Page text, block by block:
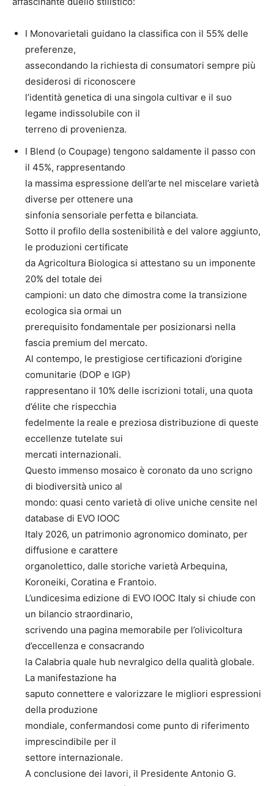
I Monovarietali guidano la classifica con il 55% delle
preferenze,
assecondando la richiesta di consumatori sempre più
desiderosi di riconoscere
l’identità genetica di una singola cultivar e il suo
legame indissolubile con il
terreno di provenienza.
I Blend (o Coupage) tengono saldamente il passo con
il 45%, rappresentando
la massima espressione dell’arte nel miscelare varietà
diverse per ottenere una
sinfonia sensoriale perfetta e bilanciata.
Sotto il profilo della sostenibilità e del valore aggiunto,
le produzioni certificate
da Agricoltura Biologica si attestano su un imponente
20% del totale dei
campioni: un dato che dimostra come la transizione
ecologica sia ormai un
prerequisito fondamentale per posizionarsi nella
fascia premium del mercato.
Al contempo, le prestigiose certificazioni d’origine
comunitarie (DOP e IGP)
rappresentano il 10% delle iscrizioni totali, una quota
d’élite che rispecchia
fedelmente la reale e preziosa distribuzione di queste
eccellenze tutelate sui
mercati internazionali.
Questo immenso mosaico è coronato da uno scrigno
di biodiversità unico al
mondo: quasi cento varietà di olive uniche censite nel
database di EVO IOOC
Italy 2026, un patrimonio agronomico dominato, per
diffusione e carattere
organolettico, dalle storiche varietà Arbequina,
Koroneiki, Coratina e Frantoio.
L’undicesima edizione di EVO IOOC Italy si chiude con
un bilancio straordinario,
scrivendo una pagina memorabile per l’olivicoltura
d’eccellenza e consacrando
la Calabria quale hub nevralgico della qualità globale.
La manifestazione ha
saputo connettere e valorizzare le migliori espressioni
della produzione
mondiale, confermandosi come punto di riferimento
imprescindibile per il
settore internazionale.
A conclusione dei lavori, il Presidente Antonio G.